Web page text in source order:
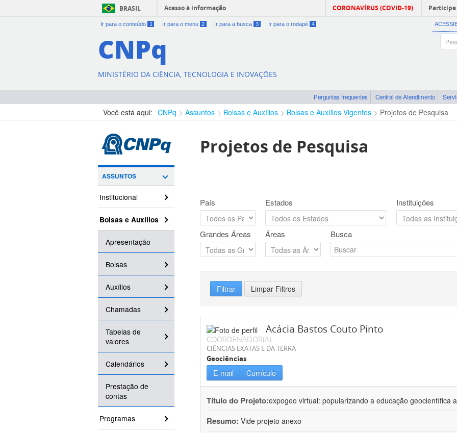
BRASIL Acesso à informação CORONAVÍRUS (COVID-19) Participe
Ir para o conteúdo 1 Ir para o menu 2 Ir para a busca 3 Ir para o rodapé 4
CNPq
MINISTÉRIO DA CIÊNCIA, TECNOLOGIA E INOVAÇÕES
Perguntas frequentes Central de Atendimento
Você está aqui: CNPq Assuntos Bolsas e Auxílios Bolsas e Auxílios Vigentes Projetos de Pesquisa
ASSUNTOS
Institucional
Bolsas e Auxílios
Apresentação
Bolsas
Auxílios
Chamadas
Tabelas de
valores
Calendários
Prestação de
contas
Programas
Projetos de Pesquisa
País Estados Instituições
Grandes Áreas Áreas Busca
Filtrar Limpar Filtros
Acácia Bastos Couto Pinto
COORDENADOR(A)
CIÊNCIAS EXATAS E DA TERRA
Geociências
E-mail Currículo
Título do Projeto:expogeo virtual: popularizando a educação geocientífica
Resumo: Vide projeto anexo